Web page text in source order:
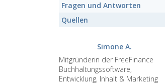
Fragen und Antworten
Quellen
Simone A.
Mitgründerin der FreeFinance
Buchhaltungssoftware,
Entwicklung, Inhalt & Marketing